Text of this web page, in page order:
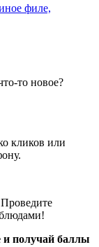
филе,
то новое?
кликов или
и получай баллы